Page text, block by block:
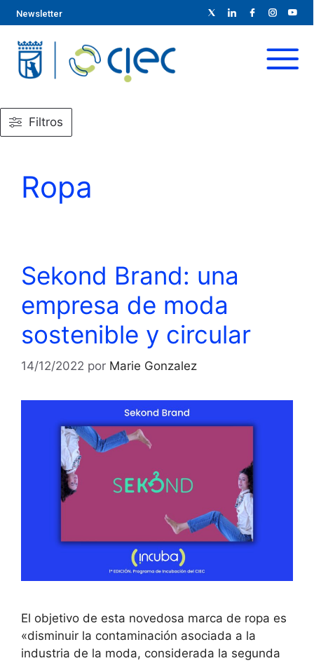
Newsletter
Filtros
Ropa
Sekond Brand: una
empresa de moda
sostenible y circular
14/12/2022 por Marie Gonzalez
El objetivo de esta novedosa marca de ropa es
«disminuir la contaminación asociada a la
industria de la moda, considerada la segunda